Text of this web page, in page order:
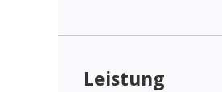
Leistung